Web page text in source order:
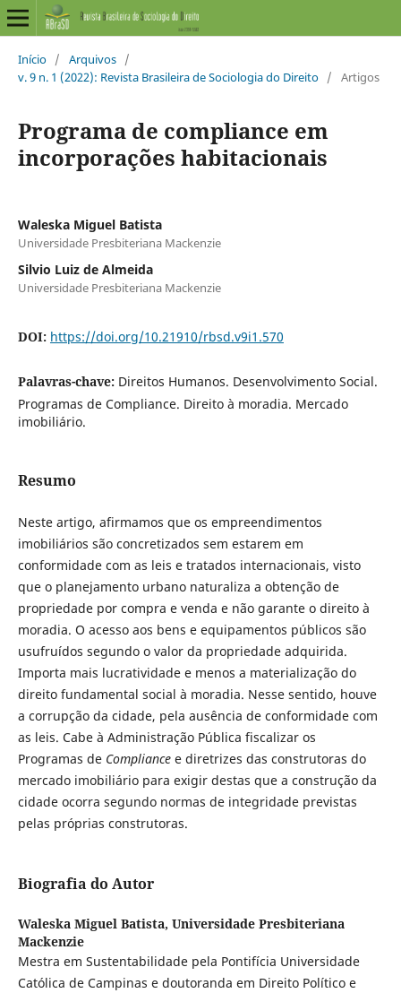
Início / Arquivos /
v. 9 n. 1 (2022): Revista Brasileira de Sociologia do Direito / Artigos
Programa de compliance em
incorporações habitacionais
Waleska Miguel Batista
Universidade Presbiteriana Mackenzie
Silvio Luiz de Almeida
Universidade Presbiteriana Mackenzie
DOI: https://doi.org/10.21910/rbsd.v9i1.570
Palavras-chave: Direitos Humanos. Desenvolvimento Social.
Programas de Compliance. Direito à moradia. Mercado
imobiliário.
Resumo
Neste artigo, afirmamos que os empreendimentos
imobiliários são concretizados sem estarem em
conformidade com as leis e tratados internacionais, visto
que o planejamento urbano naturaliza a obtenção de
propriedade por compra e venda e não garante o direito à
moradia. O acesso aos bens e equipamentos públicos são
usufruídos segundo o valor da propriedade adquirida.
Importa mais lucratividade e menos a materialização do
direito fundamental social à moradia. Nesse sentido, houve
a corrupção da cidade, pela ausência de conformidade com
as leis. Cabe à Administração Pública fiscalizar os
Programas de Compliancee diretrizes das construtoras do
mercado imobiliário para exigir destas que a construção da
cidade ocorra segundo normas de integridade previstas
pelas próprias construtoras.
Biografia do Autor
Waleska Miguel Batista, Universidade Presbiteriana
Mackenzie
Mestra em Sustentabilidade pela Pontifícia Universidade
Católica de Campinas e doutoranda em Direito Político e